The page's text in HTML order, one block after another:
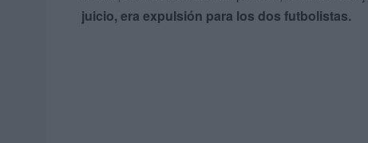
juicio, era expulsión para los dos futbolistas.